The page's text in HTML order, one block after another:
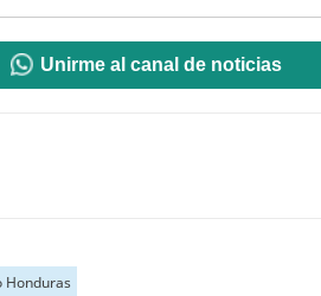
Unirme al canal de noticias
Honduras